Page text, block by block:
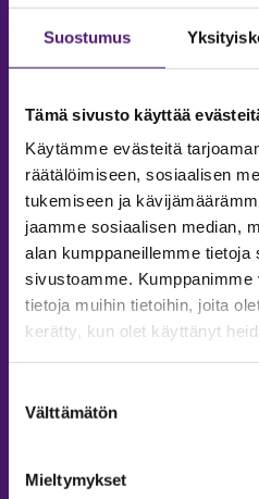
Suostumus
Tämä sivusto käyttää
Käytämme evästeitä
räätälöimiseen, sosiaalisen
tukemiseen ja
jaamme sosiaalisen median,
alan kumppaneillemme tietoja
sivustoamme. Kumppanimme
tietoja muihin tietoihin, joita
kerätty, kun olet käyttänyt
valinta
Välttämätön
Mieltymykset
Tiedustelut &